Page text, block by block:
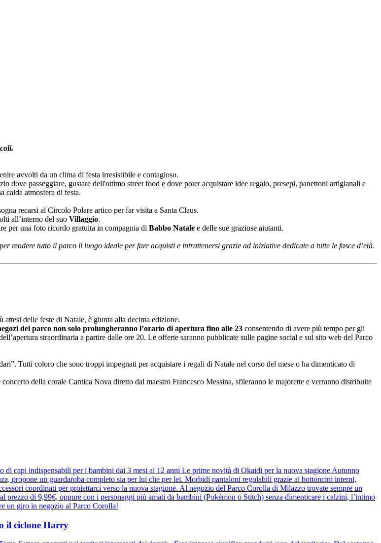
avvolti da un clima di festa irresistibile e contagioso.
dove passeggiare, gustare dell'ottimo street food e dove poter acquistare idee regalo, presepi, panettoni artigianali e
calda atmosfera di festa.
recarsi al Circolo Polare artico per far visita a Santa Claus.
all’interno del suo Villaggio.
per una foto ricordo gratuita in compagnia di Babbo Natale e delle sue graziose aiutanti.
rendere tutto il parco il luogo ideale per fare acquisti e intrattenersi grazie ad iniziative dedicate a tutte le fasce d’età.
delle feste di Natale, è giunta alla decima edizione.
del parco non solo prolungheranno l’orario di apertura fino alle 23 consentendo di avere più tempo per gli
straordinaria a partire dalle ore 20. Le offerte saranno pubblicate sulle pagine social e sul sito web del Parco
Tutti coloro che sono troppi impegnati per acquistare i regali di Natale nel corso del mese o ha dimenticato di
della corale Cantica Nova diretto dal maestro Francesco Messina, sfileranno le majorette e verranno distribuite
capi indispensabili per i bambini dai 3 mesi ai 12 anni Le prime novità di Okaidi per la nuova stagione Autunno
propone un guardaroba completo sia per lui che per lei. Morbidi pantaloni regolabili grazie ai bottoncini interni,
coordinati per proiettarci verso la nuova stagione. Al negozio del Parco Corolla di Milazzo trovate sempre un
di 9,99€, oppure con i personaggi più amati da bambini (Pokémon o Stitch) senza dimenticare i calzini, l’intimo
un giro in negozio al Parco Corolla!
il ciclone Harry